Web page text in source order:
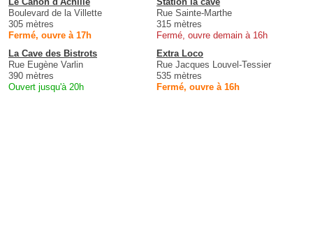
Boulevard de la Villette
305 mètres
Fermé, ouvre à 17h
Rue Sainte-Marthe
315 mètres
Fermé, ouvre demain à 16h
La Cave des Bistrots
Rue Eugène Varlin
390 mètres
Ouvert jusqu'à 20h
Extra Loco
Rue Jacques Louvel-Tessier
535 mètres
Fermé, ouvre à 16h